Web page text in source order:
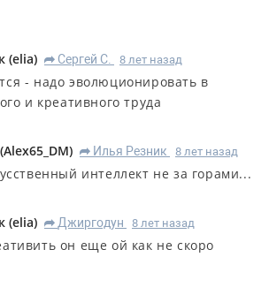
(elia) R Сергей С. 8 лет назад
- надо эволюционировать в
и креативного труда
(Alex65_DM) R Илья Резник 8 лет назад
интеллект не за горами...
(elia) R Джиргодун 8 лет назад
он еще ой как не скоро